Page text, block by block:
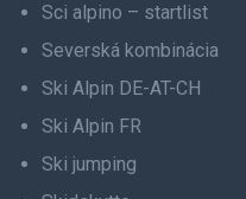
Sci alpino – startlist
Severská kombinácia
Ski Alpin DE-AT-CH
Ski Alpin FR
Ski jumping